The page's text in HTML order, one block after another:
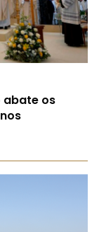
abate os